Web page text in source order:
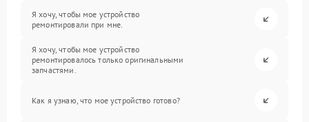
Я хочу, чтобы мое устройство
ремонтировали при мне.
Я хочу, чтобы мое устройство
ремонтировалось только оригинальными
запчастями.
Как я узнаю, что мое устройство готово?